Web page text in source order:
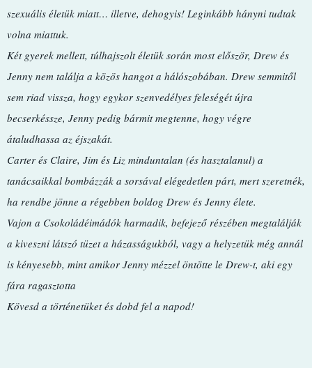
szexuális életük miatt… illetve, dehogyis! Leginkább hányni tudtak
volna miattuk.
Két gyerek mellett, túlhajszolt életük során most először, Drew és
Jenny nem találja a közös hangot a hálószobában. Drew semmitől
sem riad vissza, hogy egykor szenvedélyes feleségét újra
becserkéssze, Jenny pedig bármit megtenne, hogy végre
átaludhassa az éjszakát.
Carter és Claire, Jim és Liz minduntalan (és hasztalanul) a
tanácsaikkal bombázzák a sorsával elégedetlen párt, mert szeretnék,
ha rendbe jönne a régebben boldog Drew és Jenny élete.
Vajon a Csokoládéimádók harmadik, befejező részében megtalálják
a kiveszni látszó tüzet a házasságukból, vagy a helyzetük még annál
is kényesebb, mint amikor Jenny mézzel öntötte le Drew-t, aki egy
fára ragasztotta
Kövesd a történetüket és dobd fel a napod!